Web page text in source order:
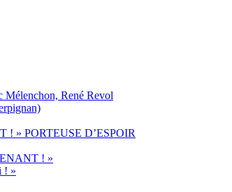
Mélenchon, René Revol
» PORTEUSE D’ESPOIR
! »
! »